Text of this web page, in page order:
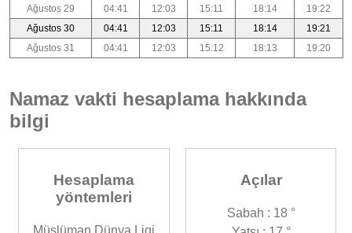
Ağustos 29
04:41 12:03 15:11 18:14
19:22
Ağustos 30
04:41 12:03 15:11 18:14
19:21
Ağustos 31
04:41 12:03 15:12 18:13 19:20
Namaz vakti hesaplama hakkında
bilgi
Hesaplama
yöntemleri
Müslüman Dünya Ligi
Açılar
Sabah : 18 °